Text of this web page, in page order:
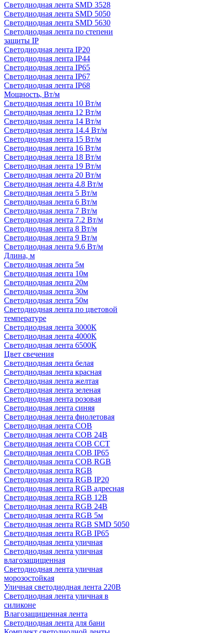
Светодиодная лента SMD 3528
Светодиодная лента SMD 5050
Светодиодная лента SMD 5630
Светодиодная лента по степени
защиты IP
Светодиодная лента IP20
Светодиодная лента IP44
Светодиодная лента IP65
Светодиодная лента IP67
Светодиодная лента IP68
Мощность, Вт/м
Светодиодная лента 10 Вт/м
Светодиодная лента 12 Вт/м
Светодиодная лента 14 Вт/м
Светодиодная лента 14.4 Вт/м
Светодиодная лента 15 Вт/м
Светодиодная лента 16 Вт/м
Светодиодная лента 18 Вт/м
Светодиодная лента 19 Вт/м
Светодиодная лента 20 Вт/м
Светодиодная лента 4.8 Вт/м
Светодиодная лента 5 Вт/м
Светодиодная лента 6 Вт/м
Светодиодная лента 7 Вт/м
Светодиодная лента 7.2 Вт/м
Светодиодная лента 8 Вт/м
Светодиодная лента 9 Вт/м
Светодиодная лента 9.6 Вт/м
Длина, м
Светодиодная лента 5м
Светодиодная лента 10м
Светодиодная лента 20м
Светодиодная лента 30м
Светодиодная лента 50м
Светодиодная лента по цветовой
температуре
Светодиодная лента 3000К
Светодиодная лента 4000К
Светодиодная лента 6500К
Цвет свечения
Светодиодная лента белая
Светодиодная лента красная
Светодиодная лента желтая
Светодиодная лента зеленая
Светодиодная лента розовая
Светодиодная лента синяя
Светодиодная лента фиолетовая
Светодиодная лента COB
Светодиодная лента COB 24В
Светодиодная лента COB CCT
Светодиодная лента COB IP65
Светодиодная лента COB RGB
Светодиодная лента RGB
Светодиодная лента RGB IP20
Светодиодная лента RGB адресная
Светодиодная лента RGB 12В
Светодиодная лента RGB 24В
Светодиодная лента RGB 5м
Светодиодная лента RGB SMD 5050
Светодиодная лента RGB IP65
Светодиодная лента уличная
Светодиодная лента уличная
влагозащищенная
Светодиодная лента уличная
морозостойкая
Уличная светодиодная лента 220В
Светодиодная лента уличная в
силиконе
Влагозащищенная лента
Светодиодная лента для бани